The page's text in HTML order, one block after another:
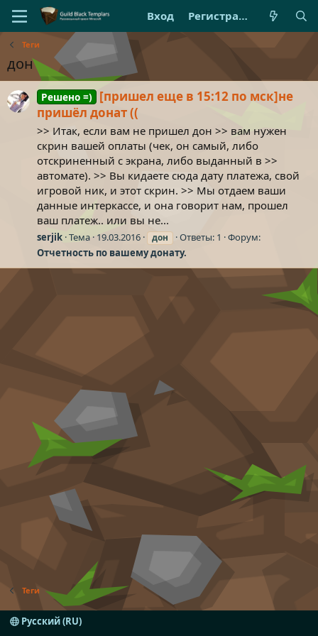
Вход Регистрация
Теги
дон
Решено =)
[пришел еще в 15:12 по мск]не
пришёл донат ((
>> Итак, если вам не пришел дон >> вам нужен
скрин вашей оплаты (чек, он самый, либо
отскриненный с экрана, либо выданный в >>
автомате). >> Вы кидаете сюда дату платежа, свой
игровой ник, и этот скрин. >> Мы отдаем ваши
данные интеркассе, и она говорит нам, прошел
ваш платеж.. или вы не...
serjik Тема 19.03.2016 дон Ответы: 1
Форум:
Отчетность по вашему донату.
Теги
Русский (RU)